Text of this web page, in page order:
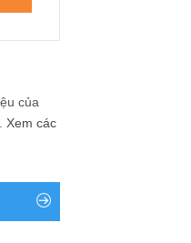
của
Xem các